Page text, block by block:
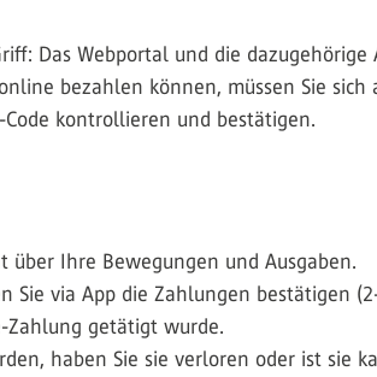
Das Webportal und die
bezahlen können, müssen Sie sich
Code kontrollieren und bestätigen.
über Ihre Bewegungen und Ausgaben.
Sie via App die Zahlungen bestätigen
Zahlung getätigt wurde.
haben Sie sie verloren oder ist sie